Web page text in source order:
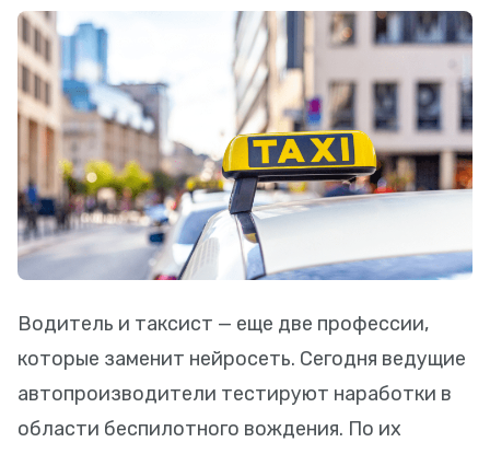
Водитель и таксист — еще две профессии,
которые заменит нейросеть. Сегодня ведущие
автопроизводители тестируют наработки в
области беспилотного вождения. По их